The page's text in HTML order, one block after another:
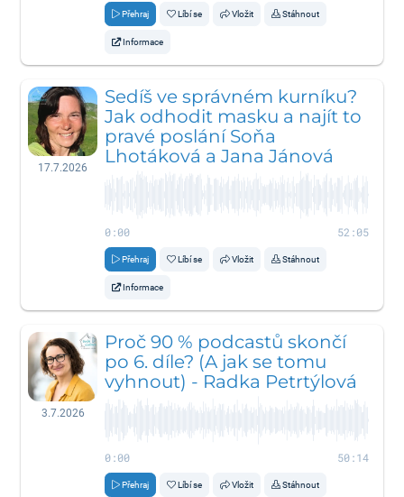
Přehraj Líbí se Vložit Stáhnout
Informace
17.7.2026
Sedíš ve správném kurníku?
Jak odhodit masku a najít to
pravé poslání Soňa
Lhotáková a Jana Jánová
0:00 52:05
Přehraj Líbí se Vložit Stáhnout
Informace
3.7.2026
Proč 90 % podcastů skončí
po 6. díle? (A jak se tomu
vyhnout) - Radka Petrtýlová
0:00 50:14
Přehraj Líbí se Vložit Stáhnout